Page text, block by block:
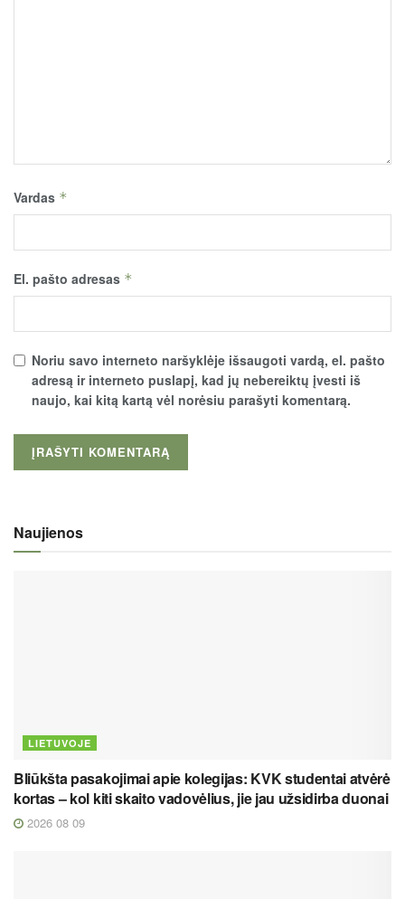
Vardas *
El. pašto adresas *
Noriu savo interneto naršyklėje išsaugoti vardą, el. pašto
adresą ir interneto puslapį, kad jų nebereiktų įvesti iš
naujo, kai kitą kartą vėl norėsiu parašyti komentarą.
Naujienos
LIETUVOJE
Bliūkšta pasakojimai apie kolegijas: KVK studentai atvėrė
kortas – kol kiti skaito vadovėlius, jie jau užsidirba duonai
2026 08 09